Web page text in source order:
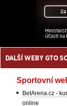
DALŠÍ WEBY GTO
Sportovní
BetArena.cz -
online